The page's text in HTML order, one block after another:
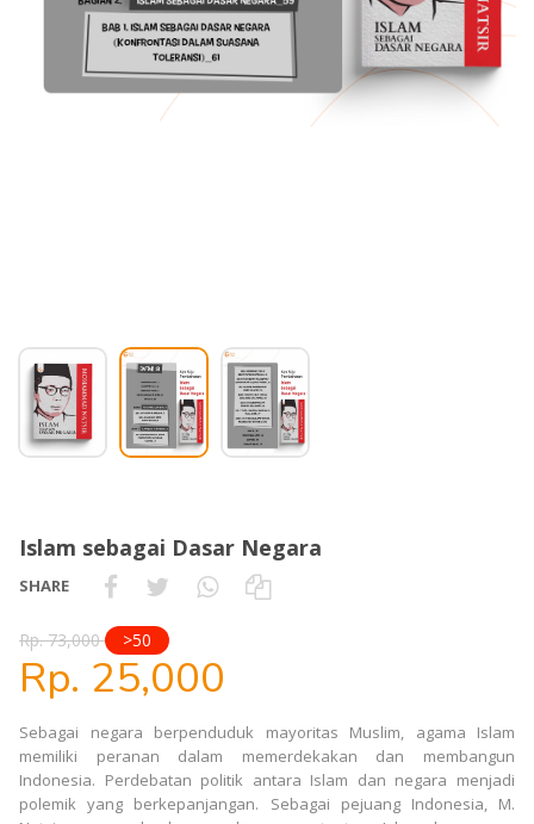
Islam sebagai Dasar Negara
SHARE
Rp. 73,000 >50
Rp. 25,000
Sebagai negara berpenduduk mayoritas Muslim, agama Islam
memiliki peranan dalam memerdekakan dan membangun
Indonesia. Perdebatan politik antara Islam dan negara menjadi
polemik yang berkepanjangan. Sebagai pejuang Indonesia, M.